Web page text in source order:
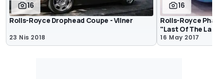
16
Rolls-Royce Drophead Coupe - Vilner
23 Nis 2018
16
Rolls-Royce
"Last Of The
16 May 2017